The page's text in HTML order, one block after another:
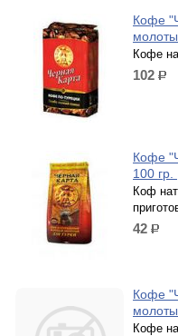
Кофе
Кофе
102 р.
Кофе
100 гр.
Коф
42 р.
Кофе
Кофе